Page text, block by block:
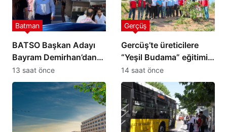
BATSO Başkan Adayı
Bayram Demirhan’dan
yoğun saha mesaisi
Batman
13 saat önce
Gercüş’te üreticilere
“Yeşil Budama” eğitimi
verildi
Gerçüş
14 saat önce